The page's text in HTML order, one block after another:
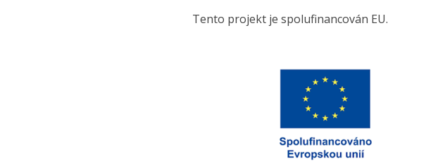
Tento projekt je spolufinancován EU.